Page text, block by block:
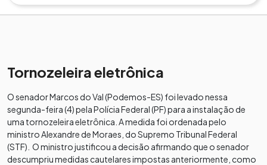
Tornozeleira eletrônica
O senador Marcos do Val (Podemos-ES) foi levado nessa
segunda-feira (4) pela Polícia Federal (PF) para a instalação de
uma tornozeleira eletrônica. A medida foi ordenada pelo
ministro Alexandre de Moraes, do Supremo Tribunal Federal
(STF). O ministro justificou a decisão afirmando que o senador
descumpriu medidas cautelares impostas anteriormente, como